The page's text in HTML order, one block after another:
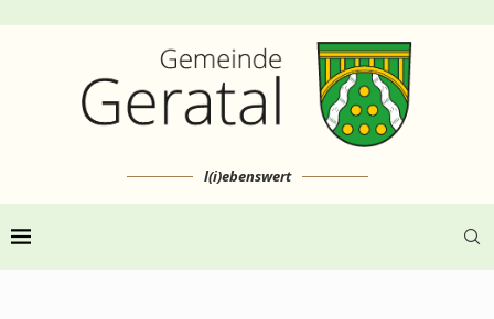
l(i)ebenswert